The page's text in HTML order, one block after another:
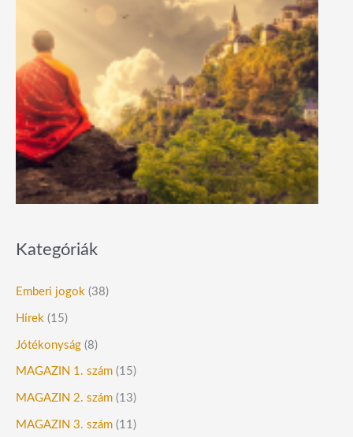
Kategóriák
Emberi jogok (38)
Hírek (15)
Jótékonyság (8)
MAGAZIN 1. szám (15)
MAGAZIN 2. szám (13)
MAGAZIN 3. szám (11)